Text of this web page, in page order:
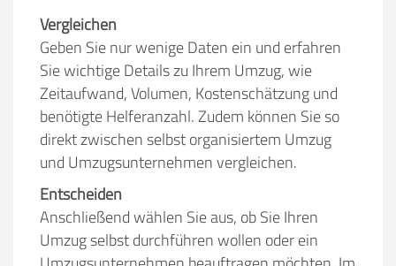
Vergleichen
Geben Sie nur wenige Daten ein und erfahren
Sie wichtige Details zu Ihrem Umzug, wie
Zeitaufwand, Volumen, Kostenschätzung und
benötigte Helferanzahl. Zudem können Sie so
direkt zwischen selbst organisiertem Umzug
und Umzugsunternehmen vergleichen.
Entscheiden
Anschließend wählen Sie aus, ob Sie Ihren
Umzug selbst durchführen wollen oder ein